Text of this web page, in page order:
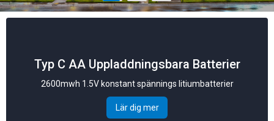
Typ C AA Uppladdningsbara Batterier
2600mwh 1.5V konstant spännings litiumbatterier
Lär dig mer